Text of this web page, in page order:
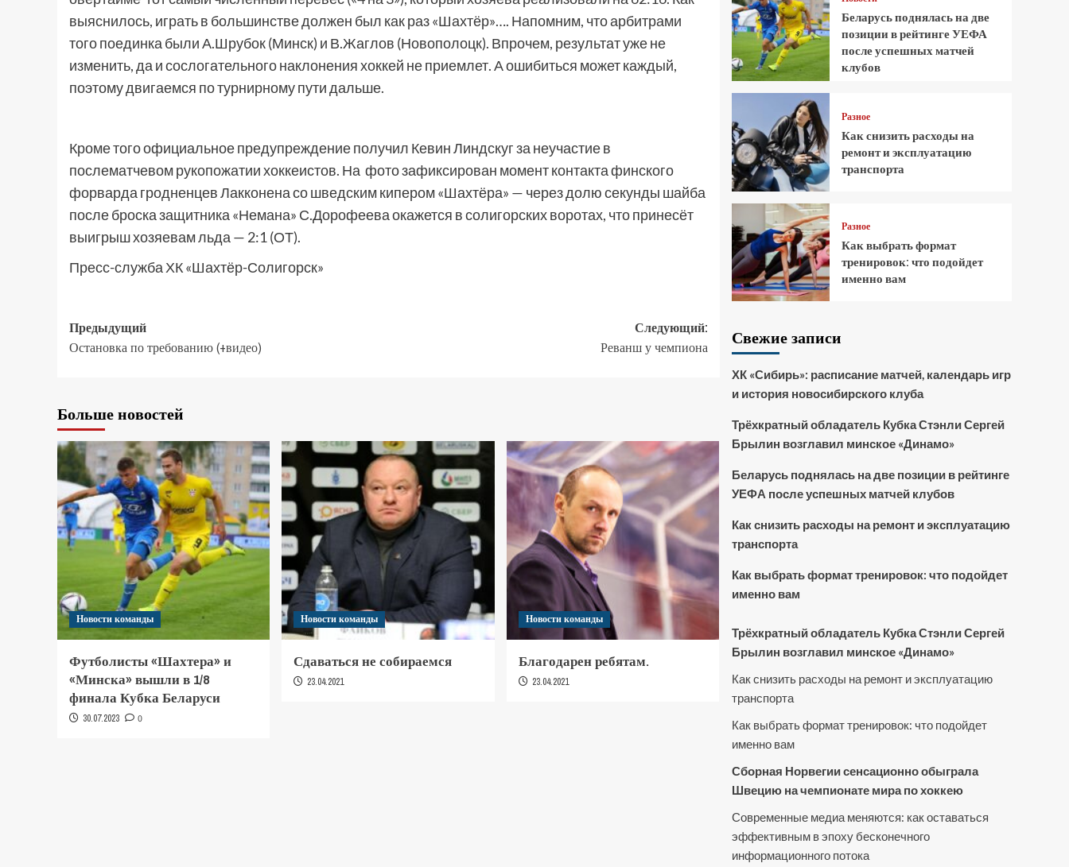
выяснилось, играть в большинстве должен был как раз «Шахтёр»…. Напомним, что арбитрами
того поединка были А.Шрубок (Минск) и В.Жаглов (Новополоцк). Впрочем, результат уже не
изменить, да и сослогательного наклонения хоккей не приемлет. А ошибиться может каждый,
поэтому двигаемся по турнирному пути дальше.
Кроме того официальное предупреждение получил Кевин Линдскуг за неучастие в
послематчевом рукопожатии хоккеистов. На фото зафиксирован момент контакта финского
форварда гродненцев Лакконена со шведским кипером «Шахтёра» — через долю секунды шайба
после броска защитника «Немана» С.Дорофеева окажется в солигорских воротах, что принесёт
выигрыш хозяевам льда — 2:1 (ОТ).
Пресс-служба ХК «Шахтёр-Солигорск»
Предыдущий
Остановка по требованию (+видео)
Следующий:
Реванш у чемпиона
Больше новостей
Новости команды
Футболисты «Шахтера» и
«Минска» вышли в 1/8
финала Кубка Беларуси
30.07.2023 0
Новости команды
Сдаваться не собираемся
23.04.2021
Новости команды
Благодарен ребятам.
23.04.2021
Беларусь поднялась на две
позиции в рейтинге УЕФА
после успешных матчей
клубов
Разное
Как снизить расходы на
ремонт и эксплуатацию
транспорта
Разное
Как выбрать формат
тренировок: что подойдет
именно вам
Свежие записи
ХК «Сибирь»: расписание матчей, календарь игр
и история новосибирского клуба
Трёхкратный обладатель Кубка Стэнли Сергей
Брылин возглавил минское «Динамо»
Беларусь поднялась на две позиции в рейтинге
УЕФА после успешных матчей клубов
Как снизить расходы на ремонт и эксплуатацию
транспорта
Как выбрать формат тренировок: что подойдет
именно вам
Трёхкратный обладатель Кубка Стэнли Сергей
Брылин возглавил минское «Динамо»
Как снизить расходы на ремонт и эксплуатацию
транспорта
Как выбрать формат тренировок: что подойдет
именно вам
Сборная Норвегии сенсационно обыграла
Швецию на чемпионате мира по хоккею
Современные медиа меняются: как оставаться
эффективным в эпоху бесконечного
информационного потока